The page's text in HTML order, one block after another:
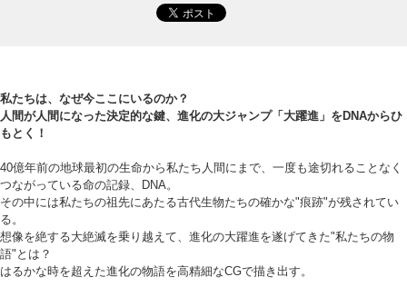
私たちは、なぜ今ここにいるのか？
人間が人間になった決定的な鍵、進化の大ジャンプ「大躍進」をDNAからひ
もとく！
40億年前の地球最初の生命から私たち人間にまで、一度も途切れることなく
つながっている命の記録、DNA。
その中には私たちの祖先にあたる古代生物たちの確かな"痕跡"が残されてい
る。
想像を絶する大絶滅を乗り越えて、進化の大躍進を遂げてきた"私たちの物
語"とは？
はるかな時を超えた進化の物語を高精細なCGで描き出す。